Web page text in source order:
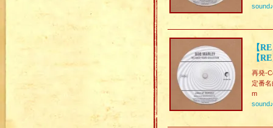
sound♪
【
【
再発-
定番名
m
sound♪